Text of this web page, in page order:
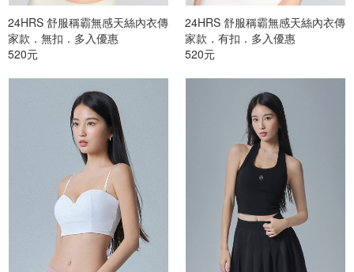
24HRS 舒服稱霸無感天絲內衣傳
家款．無扣．多入優惠
520元
24HRS 舒服稱霸無感天絲內衣傳
家款．有扣．多入優惠
520元